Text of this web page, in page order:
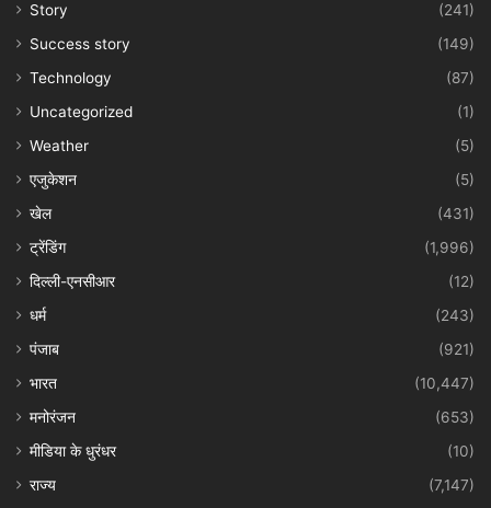
Story
(241)
Success story
(149)
Technology
(87)
Uncategorized
(1)
Weather
(5)
एजुकेशन
(5)
खेल
(431)
ट्रेंडिंग
(1,996)
दिल्ली-एनसीआर
(12)
धर्म
(243)
पंजाब
(921)
भारत
(10,447)
मनोरंजन
(653)
मीडिया के धुरंधर
(10)
राज्य
(7,147)